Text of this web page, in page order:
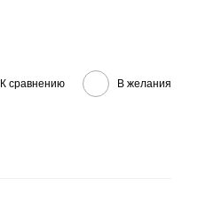
К сравнению В желания